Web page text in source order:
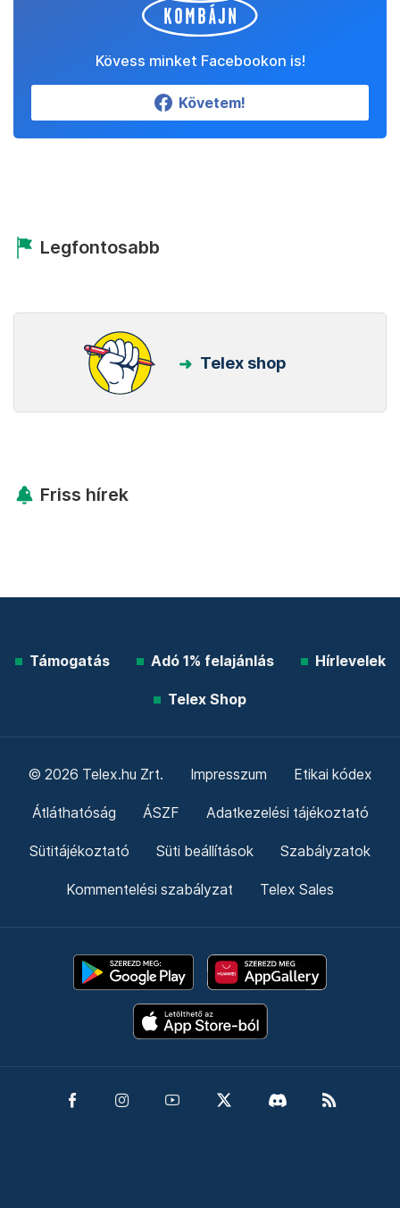
Kövess minket Facebookon is!
Követem!
Legfontosabb
Telex shop
Friss hírek
Támogatás Adó 1% felajánlás Hírlevelek
Telex Shop
© 2026 Telex.hu Zrt. Impresszum Etikai kódex
Átláthatóság ÁSZF Adatkezelési tájékoztató
Sütitájékoztató Süti beállítások Szabályzatok
Kommentelési szabályzat Telex Sales